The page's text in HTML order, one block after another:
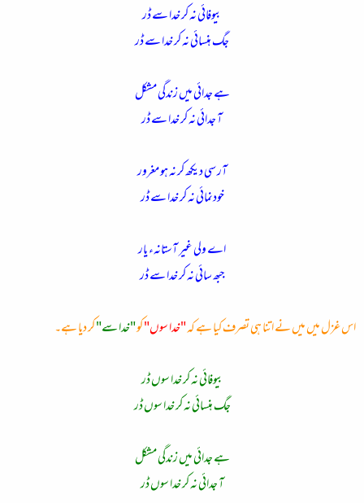
بیوفائی نہ کر خدا سے ڈر
جگ ہنسائی نہ کر خدا سے ڈر
ہے جدائی میں زندگی مشکل
آ جدائی نہ کر خدا سے ڈر
آر سی دیکھ کر نہ ہو مغرور
خودنمائی نہ کر خدا سے ڈر
اے ولی غیر آستانہء یار
جبھ سائی نہ کر خدا سے ڈر
اس غزل میں میں نے اتنا ہی تصرف کیا ہے کہ"خدا سوں"کو"خدا سے"کر دیا ہے۔
بیوفائی نہ کر خدا سوں ڈر
جگ ہنسائی نہ کر خدا سوں ڈر
ہے جدائی میں زندگی مشکل
آ جدائی نہ کر خدا سوں ڈر